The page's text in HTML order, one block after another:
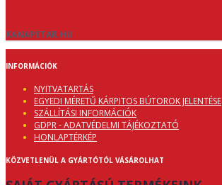
KANAPETAR.HU
INFORMÁCIÓK
NYITVATARTÁS
EGYEDI MÉRETŰ KÁRPITOS BÚTOROK JELENTÉSE
SZÁLLÍTÁSI INFORMÁCIÓK
GDPR - ADATVÉDELMI TÁJÉKOZTATÓ
HONLAPTÉRKÉP
KÖZVETLENÜL A GYÁRTÓTÓL VÁSÁROLHAT